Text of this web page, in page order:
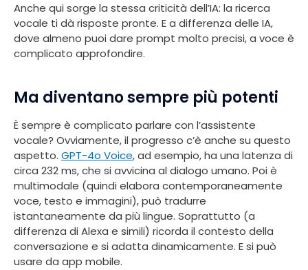
Anche qui sorge la stessa criticità dell’IA: la ricerca
vocale ti dà risposte pronte. E a differenza delle IA,
dove almeno puoi dare prompt molto precisi, a voce è
complicato approfondire.
Ma diventano sempre più potenti
È sempre è complicato parlare con l’assistente
vocale? Ovviamente, il progresso c’è anche su questo
aspetto. GPT-4o Voice, ad esempio, ha una latenza di
circa 232 ms, che si avvicina al dialogo umano. Poi è
multimodale (quindi elabora contemporaneamente
voce, testo e immagini), può tradurre
istantaneamente da più lingue. Soprattutto (a
differenza di Alexa e simili) ricorda il contesto della
conversazione e si adatta dinamicamente. E si può
usare da app mobile.